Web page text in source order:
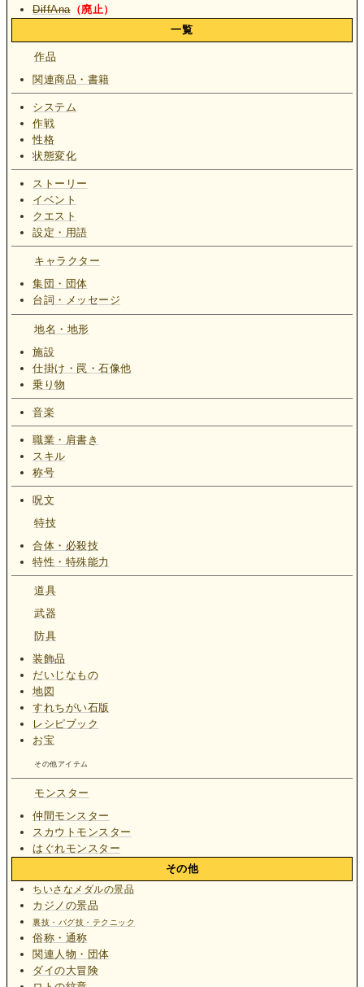
DiffAna（廃止）
一覧
作品
関連商品・書籍
システム
作戦
性格
状態変化
ストーリー
イベント
クエスト
設定・用語
キャラクター
集団・団体
台詞・メッセージ
地名・地形
施設
仕掛け・罠・石像他
乗り物
音楽
職業・肩書き
スキル
称号
呪文
特技
合体・必殺技
特性・特殊能力
道具
武器
防具
装飾品
だいじなもの
地図
すれちがい石版
レシピブック
お宝
その他アイテム
モンスター
仲間モンスター
スカウトモンスター
はぐれモンスター
その他
ちいさなメダルの景品
カジノの景品
裏技・バグ技・テクニック
俗称・通称
関連人物・団体
ダイの大冒険